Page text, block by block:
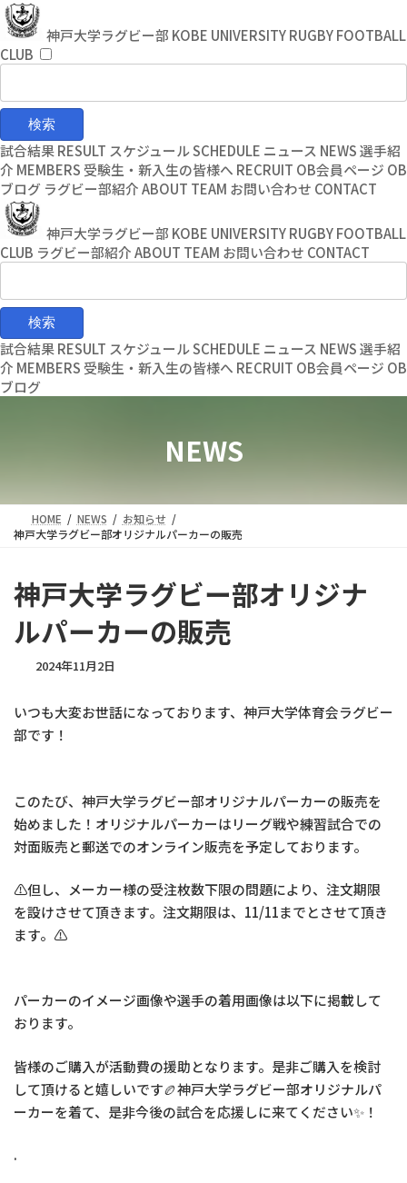
コ
ン
テ
ン
へ
キ
ッ
プ
ナ
ビ
ゲ
ー
ョ
に
移
動
神戸大学ラグビー部 KOBE UNIVERSITY RUGBY FOOTBALL
CLUB
試合結果RESULT スケジュールSCHEDULE ニュース NEWS選手紹
介 MEMBERS 受験生・新入生の皆様へ RECRUIT OB会員ページ OB
ブログ ラグビー部紹介ABOUT TEAM お問い合わせ CONTACT
神戸大学ラグビー部 KOBE UNIVERSITY RUGBY FOOTBALL
CLUB ラグビー部紹介ABOUT TEAM お問い合わせ CONTACT
試合結果RESULT スケジュールSCHEDULE ニュース NEWS選手紹
介 MEMBERS 受験生・新入生の皆様へ RECRUIT OB会員ページ OB
ブログ
NEWS
HOME NEWS
お知らせ
神戸大学ラグビー部オリジナルパーカーの販売
神戸大学ラグビー部オリジナ
ルパーカーの販売
2024年11月2日
いつも大変お世話になっております、神戸大学体育会ラグビー
部です！
このたび、神戸大学ラグビー部オリジナルパーカーの販売を
始めました！オリジナルパーカーはリーグ戦や練習試合での
対面販売と郵送でのオンライン販売を予定しております。
⚠️但し、メーカー様の受注枚数下限の問題により、注文期限
を設けさせて頂きます。注文期限は、11/11までとさせて頂き
ます。⚠️
パーカーのイメージ画像や選手の着用画像は以下に掲載して
おります。
皆様のご購入が活動費の援助となります。是非ご購入を検討
して頂けると嬉しいです🏉神戸大学ラグビー部オリジナルパ
ーカーを着て、是非今後の試合を応援しに来てください✨！
.